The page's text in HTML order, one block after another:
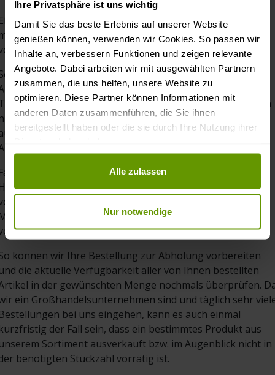
Ihre Privatsphäre ist uns wichtig
Damit Sie das beste Erlebnis auf unserer Website
genießen können, verwenden wir Cookies. So passen wir
Inhalte an, verbessern Funktionen und zeigen relevante
Angebote. Dabei arbeiten wir mit ausgewählten Partnern
zusammen, die uns helfen, unsere Website zu
optimieren. Diese Partner können Informationen mit
anderen Daten zusammenführen, die Sie ihnen
bereitgestellt haben oder die sie durch Ihre Nutzung ihrer
Datenschutz und Privatsphäre
Alle zulassen
Nur notwendige
Zwischenverkauf und eine Stornierung aufgrund
Irrtümer oder technischer Probleme bleibt
Zuschnitte auf Wunschlänge oder
der Hölzer zum Zweck der
werden unsererseitsgrundsätzlich
angebotenund sind auch auf Nachfrage oder
Wunsch hin nicht möglich, auch nicht in
oder gegen Aufpreis.
Sie Ihre bestellte Ware selbst von unserem Lager in
abholen möchten, bitten wir Sie darum, sich
mit unserem Service-Team telefonisch oder per E-
in Verbindung zu setzen, um einen Termin zu
können wir Ihre Bestellung zur Abholung vorbereiten
die aktuelle Verfügbarkeit aller von Ihnen bestellten
in der gewünschten Menge nochmals überprüfen.
ein Großhandelsunternehmen sind und täglich sehr
bei uns eingehen, kann es auch einmal
der Fall sein, dass ein bestimmtes Produkt aus
Sortiment ausverkauft bzw. im Augenblick nicht in
benötigten Stückzahl vorrätig ist.